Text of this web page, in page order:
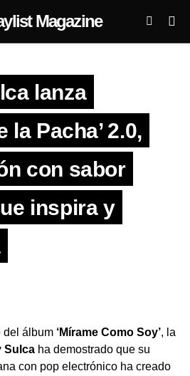
lanza
la Pacha’ 2.0,
con sabor
inspira y
del álbum ‘Mírame Como Soy’, la
Sulca ha demostrado que su
con pop electrónico ha creado